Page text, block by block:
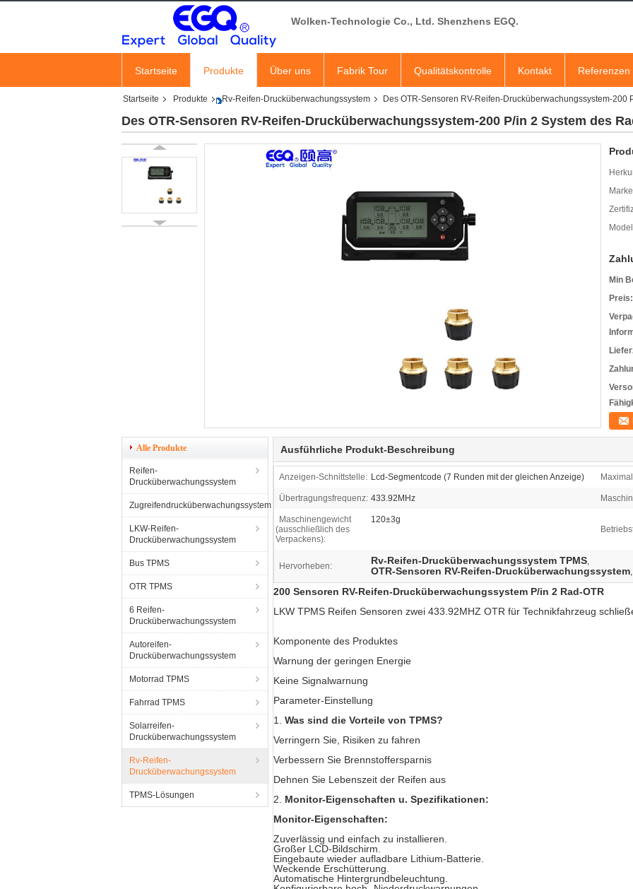
Wolken-Technologie Co., Ltd. Shenzhens EGQ.
Startseite Produkte Über uns Fabrik Tour Qualitätskontrolle Kontakt Referenzen
Startseite Produkte Rv-Reifen-Drucküberwachungssystem Des OTR-Sensoren RV-Reifen-Drucküberwachungssystem-200
Des OTR-Sensoren RV-Reifen-Drucküberwachungssystem-200 P/in 2 System des
Min
Preis:
Alle Produkte
Reifen-
Drucküberwachungssystem
Zugreifendrucküberwachungssystem
LKW-Reifen-
Drucküberwachungssystem
Bus TPMS
OTR TPMS
6 Reifen-
Drucküberwachungssystem
Autoreifen-
Drucküberwachungssystem
Motorrad TPMS
Fahrrad TPMS
Solarreifen-
Drucküberwachungssystem
Rv-Reifen-
Drucküberwachungssystem
TPMS-Lösungen
Ausführliche Produkt-Beschreibung
Anzeigen-Schnittstelle: Lcd-Segmentcode (7 Runden mit der gleichen Anzeige)
Übertragungsfrequenz: 433.92MHz
Maschinengewicht
(ausschließlich des
Verpackens):
120±3g
Hervorheben: Rv-Reifen-Drucküberwachungssystem TPMS,
OTR-Sensoren RV-Reifen-Drucküberwachungssystem,
200 Sensoren RV-Reifen-Drucküberwachungssystem P/in 2 Rad-OTR
LKW TPMS Reifen Sensoren zwei 433.92MHZ OTR für Technikfahrzeug
Komponente des Produktes
Warnung der geringen Energie
Keine Signalwarnung
Parameter-Einstellung
1. Was sind die Vorteile von TPMS?
Verringern Sie, Risiken zu fahren
Verbessern Sie Brennstoffersparnis
Dehnen Sie Lebenszeit der Reifen aus
2. Monitor-Eigenschaften u. Spezifikationen:
Monitor-Eigenschaften:
Zuverlässig und einfach zu installieren.
Großer LCD-Bildschirm.
Eingebaute wieder aufladbare Lithium-Batterie.
Weckende Erschütterung.
Automatische Hintergrundbeleuchtung.